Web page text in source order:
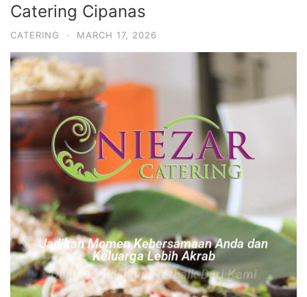
Catering Cipanas
CATERING · MARCH 17, 2026
Jadikan Momen Kebersamaan Anda dan
Keluarga Lebih Akrab
Dengan Hidangan Terbaik Dari Kami